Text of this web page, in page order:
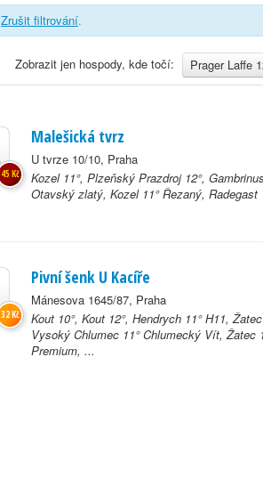
Zrušit filtrování.
Prager Laffe
Zobrazit jen hospody, kde točí:
Malešická tvrz
U tvrze 10/10, Praha
Kozel 11°, Plzeňský Prazdroj 12°,
Otavský zlatý, Kozel 11° Řezaný, Radegast
45 Kč
Pivní šenk U Kacíře
Mánesova 1645/87, Praha
Kout 10°, Kout 12°, Hendrych 11° H11,
Vysoký Chlumec 11° Chlumecký Vít, Žatec
Premium, ...
32 Kč